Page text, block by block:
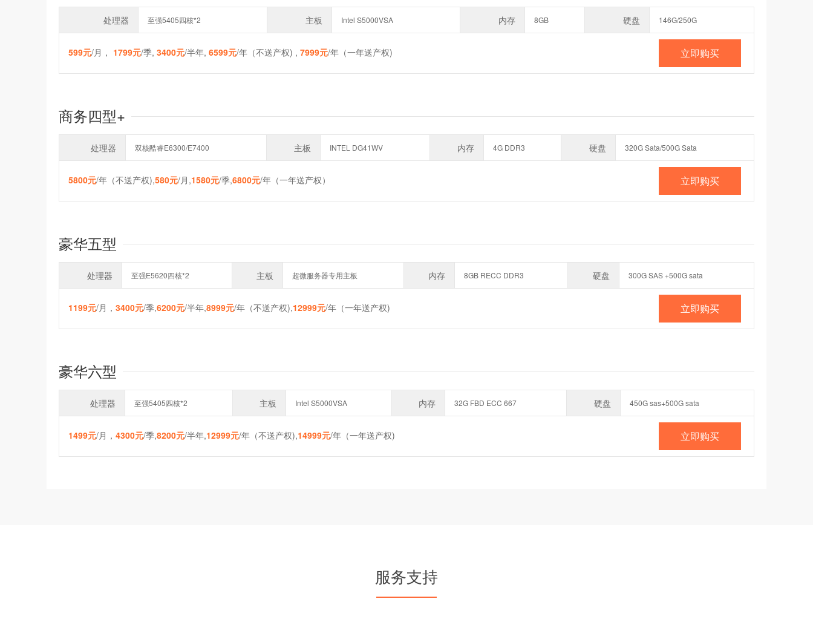
处理器 至强5405四核*2 主板 Intel S5000VSA 内存 8GB 硬盘 146G/250G
599元/月， 1799元/季, 3400元/半年, 6599元/年（不送产权) , 7999元/年（一年送产权) 立即购买
商务四型+
处理器 双核酷睿E6300/E7400 主板 INTEL DG41WV 内存 4G DDR3 硬盘 320G Sata/500G Sata
5800元/年（不送产权),580元/月,1580元/季,6800元/年（一年送产权） 立即购买
豪华五型
处理器 至强E5620四核*2 主板 超微服务器专用主板 内存 8GB RECC DDR3 硬盘 300G SAS +500G sata
1199元/月， 3400元/季,6200元/半年,8999元/年（不送产权),12999元/年（一年送产权) 立即购买
豪华六型
处理器 至强5405四核*2 主板 Intel S5000VSA 内存 32G FBD ECC 667 硬盘 450G sas+500G sata
1499元/月， 4300元/季,8200元/半年,12999元/年（不送产权),14999元/年（一年送产权) 立即购买
服务支持